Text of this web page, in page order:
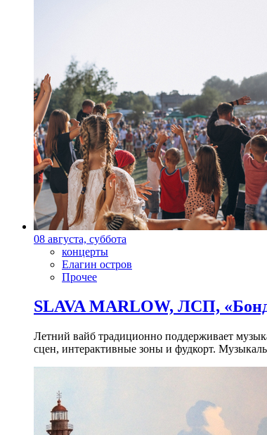
08 августа, суббота
концерты
Елагин остров
Прочее
SLAVA MARLOW, ЛСП,
Летний вайб традиционно поддерживает
сцен, интерактивные зоны и фудкорт.